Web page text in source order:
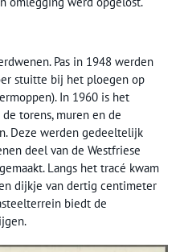
Pas in 1948 werden
stuitte bij het ploegen op
In 1960 is het
torens, muren en de
Deze werden gedeeltelijk
deel van de Westfriese
Langs het tracé kwam
dijkje van dertig centimeter
biedt de